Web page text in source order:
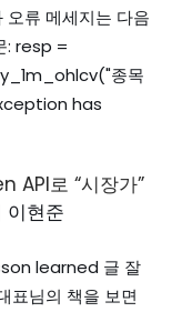
오류 메세지는 다음
: resp =
종목
has
API로 “시장가”
이현준
learned 글 잘
표님의 책을 보면